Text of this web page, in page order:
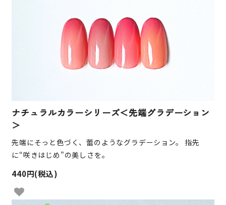
ナチュラルカラーシリーズ＜先端グラデーション
＞
先端にそっと色づく、蕾のようなグラデーション。 指先
に“咲きはじめ”の美しさを。
440円(税込)